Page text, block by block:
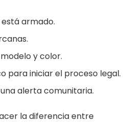
armado.
y color.
para iniciar el proceso legal.
alerta comunitaria.
la diferencia entre